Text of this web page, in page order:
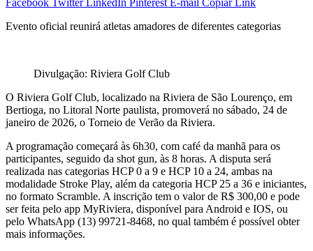
Facebook Twitter LinkedIn Pinterest E-mail Copiar Link
Evento oficial reunirá atletas amadores de diferentes categorias
Divulgação: Riviera Golf Club
O Riviera Golf Club, localizado na Riviera de São Lourenço, em
Bertioga, no Litoral Norte paulista, promoverá no sábado, 24 de
janeiro de 2026, o Torneio de Verão da Riviera.
A programação começará às 6h30, com café da manhã para os
participantes, seguido da shot gun, às 8 horas. A disputa será
realizada nas categorias HCP 0 a 9 e HCP 10 a 24, ambas na
modalidade Stroke Play, além da categoria HCP 25 a 36 e iniciantes,
no formato Scramble. A inscrição tem o valor de R$ 300,00 e pode
ser feita pelo app MyRiviera, disponível para Android e IOS, ou
pelo WhatsApp (13) 99721-8468, no qual também é possível obter
mais informações.